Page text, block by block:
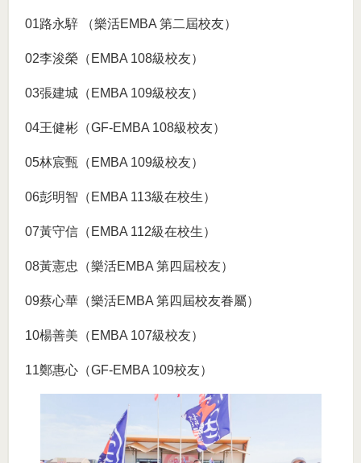
01路永騂 （樂活EMBA 第二屆校友）
02李浚榮（EMBA 108級校友）
03張建城（EMBA 109級校友）
04王健彬（GF-EMBA 108級校友）
05林宸甄（EMBA 109級校友）
06彭明智（EMBA 113級在校生）
07黃守信（EMBA 112級在校生）
08黃憲忠（樂活EMBA 第四屆校友）
09蔡心華（樂活EMBA 第四屆校友眷屬）
10楊善美（EMBA 107級校友）
11鄭惠心（GF-EMBA 109校友）